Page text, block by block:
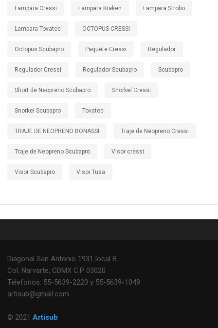
Lampara Cressi Lampara Kraken Lampara Strobo
Lampara Tovatec OCTOPUS CRESSI
Octopus Scubapro Paquete Cressi Regulador
Regulador Cressi Regulador Scubapro Scubapro
Short de Neopreno Scubapro Snorkel Cressi
Snorkel Scubapro Tovatec
TRAJE DE NEOPRENO BONASSI Traje de Neopreno Cressi
Traje de Neopreno Scubapro Visor cressi
Visor Scubapro Visor Tusa
Diagonal San Antonio 1931 local B
Col. Narvarte, CDMX C.P 03020
Telefonos: 55-5639-2220 y 55-5639-1049
artisub@gmail.com
© 2021 Artisub